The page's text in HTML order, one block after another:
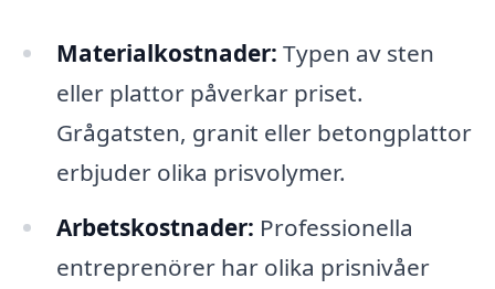
Materialkostnader: Typen av sten
eller plattor påverkar priset.
Grågatsten, granit eller betongplattor
erbjuder olika prisvolymer.
Arbetskostnader: Professionella
entreprenörer har olika prisnivåer